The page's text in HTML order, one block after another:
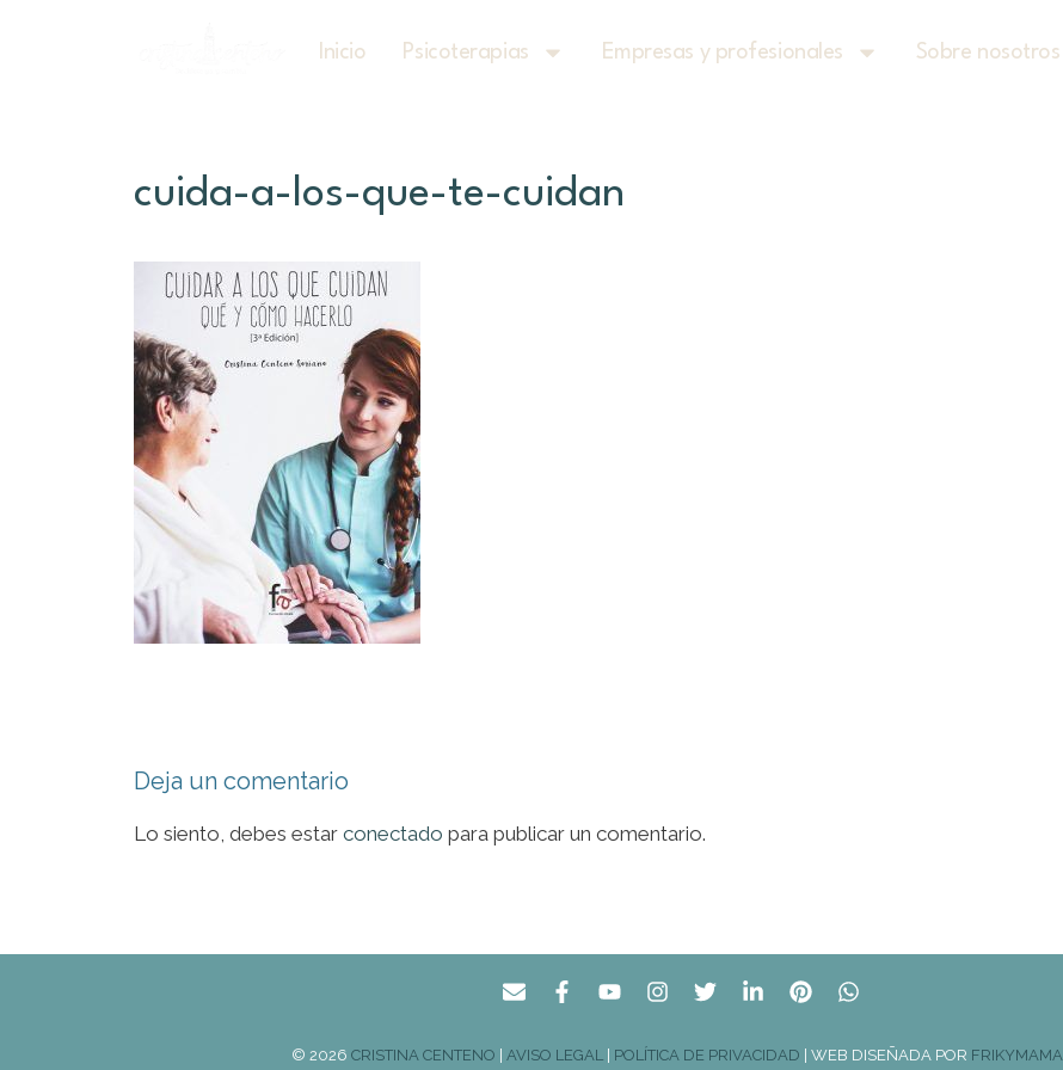
Inicio Psicoterapias Empresas y profesionales Sobre nosotros
cuida-a-los-que-te-cuidan
Deja un comentario
Lo siento, debes estar conectado para publicar un comentario.
© 2026 CRISTINA CENTENO | AVISO LEGAL | POLÍTICA DE PRIVACIDAD | WEB DISEÑADA POR FRIKYMAMA